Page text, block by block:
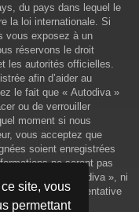
site, vous
permettant
du pays dans lequel le
la loi internationale. Si
vous exposez à un
réservons le droit
les autorités officielles.
afin d’aider au
le fait que « Autodiva »
ou de verrouiller
moment si nous
vous acceptez que
soient enregistrées
ne seront pas
ni « Autodiva », ni
en cas de tentative
vos données.